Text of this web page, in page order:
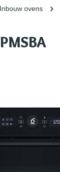
Inbouw ovens